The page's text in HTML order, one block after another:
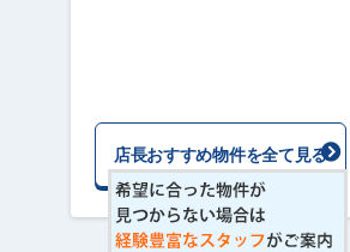
店長おすすめ物件を全て見る